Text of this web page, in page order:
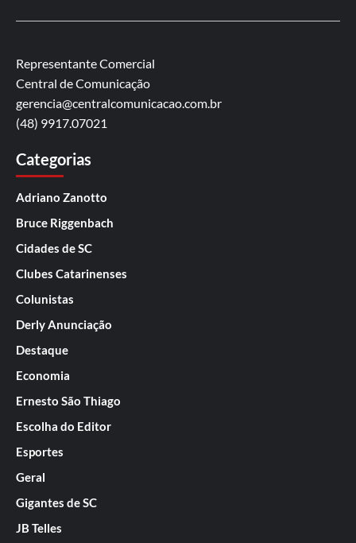
Representante Comercial
Central de Comunicação
gerencia@centralcomunicacao.com.br
(48) 9917.07021
Categorias
Adriano Zanotto
Bruce Riggenbach
Cidades de SC
Clubes Catarinenses
Colunistas
Derly Anunciação
Destaque
Economia
Ernesto São Thiago
Escolha do Editor
Esportes
Geral
Gigantes de SC
JB Telles